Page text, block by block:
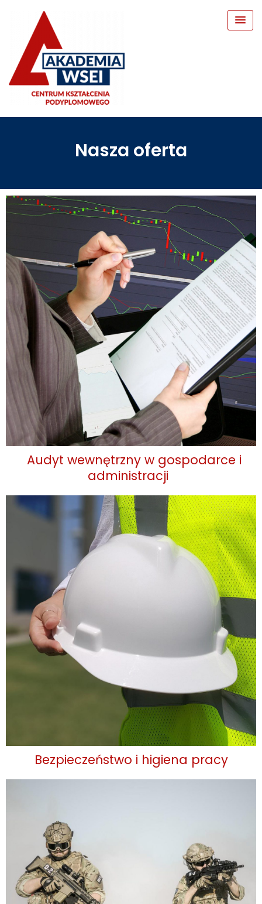
Nasza oferta
Audyt wewnętrzny w gospodarce i
administracji
Bezpieczeństwo i higiena pracy